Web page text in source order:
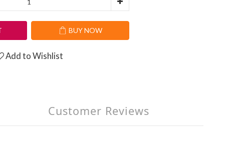
BUY NOW
Add to Wishlist
Customer Reviews